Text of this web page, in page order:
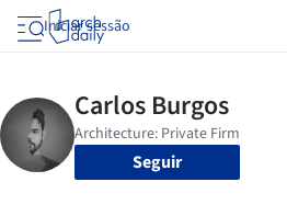
Iniciar sessão
Seguir